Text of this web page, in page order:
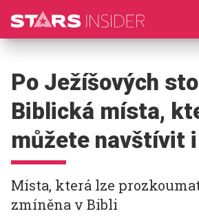
Po Ježíšových
Biblická místa,
můžete navštívit
Místa, která lze
zmíněna v Bibli